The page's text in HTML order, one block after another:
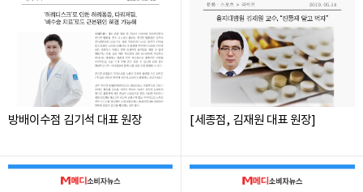
방배이수점 김기석 대표 원장 [세종점, 김재원 대표 원장]